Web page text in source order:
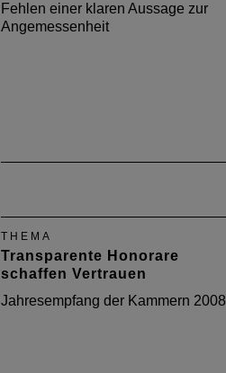
Fehlen einer klaren Aussage zur
Angemessenheit
THEMA
Transparente Honorare
schaffen Vertrauen
Jahresempfang der Kammern 2008